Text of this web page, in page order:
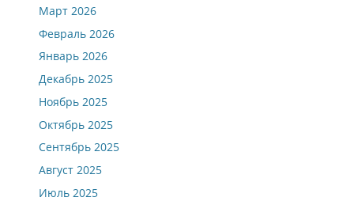
Март 2026
Февраль 2026
Январь 2026
Декабрь 2025
Ноябрь 2025
Октябрь 2025
Сентябрь 2025
Август 2025
Июль 2025